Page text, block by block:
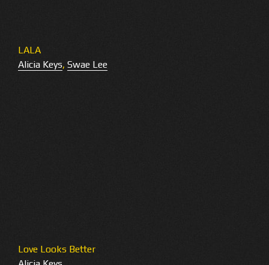
LALA
Alicia Keys, Swae Lee
Love Looks Better